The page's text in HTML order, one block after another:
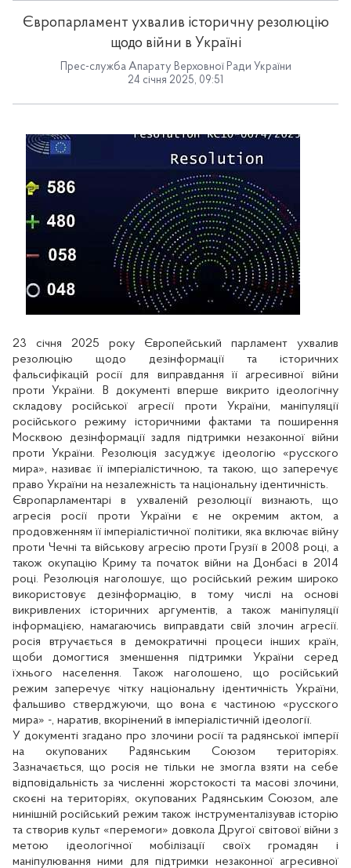
Європарламент ухвалив історичну резолюцію
щодо війни в Україні
Прес-служба Апарату Верховної Ради України
24 січня 2025, 09:51
23 січня 2025 року Європейський парламент ухвалив
резолюцію щодо дезінформації та історичних
фальсифікацій росії для виправдання її агресивної війни
проти України. В документі вперше викрито ідеологічну
складову російської агресії проти України, маніпуляції
російського режиму історичними фактами та поширення
Москвою дезінформації задля підтримки незаконної війни
проти України. Резолюція засуджує ідеологію «русского
мира», називає її імперіалістичною, та такою, що заперечує
право України на незалежність та національну ідентичність.
Європарламентарі в ухваленій резолюції визнають, що
агресія росії проти України є не окремим актом, а
продовженням її імперіалістичної політики, яка включає війну
проти Чечні та військову агресію проти Грузії в 2008 році, а
також окупацію Криму та початок війни на Донбасі в 2014
році. Резолюція наголошує, що російський режим широко
використовує дезінформацію, в тому числі на основі
викривлених історичних аргументів, а також маніпуляції
інформацією, намагаючись виправдати свій злочин агресії.
росія втручається в демократичні процеси інших країн,
щоби домогтися зменшення підтримки України серед
їхнього населення. Також наголошено, що російський
режим заперечує чітку національну ідентичність України,
фальшиво стверджуючи, що вона є частиною «русского
мира» -, наратив, вкорінений в імперіалістичній ідеології.
У документі згадано про злочини росії та радянської імперії
на окупованих Радянським Союзом територіях.
Зазначається, що росія не тільки не змогла взяти на себе
відповідальність за численні жорстокості та масові злочини,
скоєні на територіях, окупованих Радянським Союзом, але
нинішній російський режим також інструменталізував історію
та створив культ «перемоги» довкола Другої світової війни з
метою ідеологічної мобілізації своїх громадян і
маніпулювання ними для підтримки незаконної агресивної